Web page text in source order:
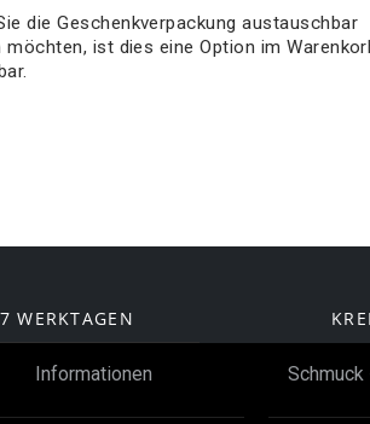
die Geschenkverpackung austauschbar
möchten, ist dies eine Option im
WERKTAGEN
Informationen